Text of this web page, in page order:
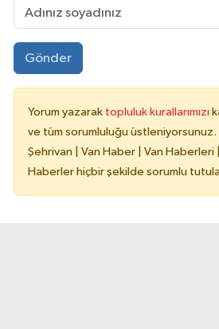
Gönder
Yorum yazarak topluluk kurallarımızı
ve tüm sorumluluğu üstleniyorsunuz.
Şehrivan | Van Haber | Van Haberleri
Haberler hiçbir şekilde sorumlu